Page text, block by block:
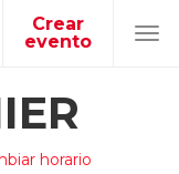
Crear
evento
horario